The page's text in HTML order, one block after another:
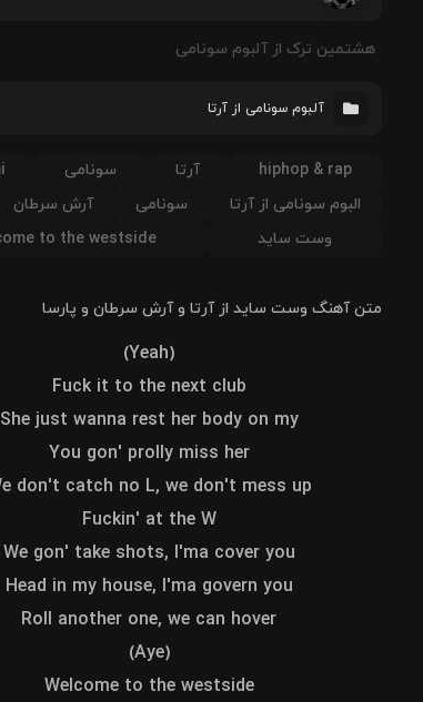
هشتمین ترک از آلبوم سونامی
آلبوم سونامی از آرتا
hiphop & rap آرتا سونامی
البوم سونامی از آرتا
سونامی آرش سرطان
وست ساید
to the westside
متن آهنگ وست ساید از آرتا و آرش سرطان و پارسا
(Yeah)
Fuck it to the next club
She just wanna rest her body on my
You gon' prolly miss her
don't catch no L, we don't mess up
Fuckin' at the W
We gon' take shots, I'ma cover you
Head in my house, I'ma govern you
Roll another one, we can hover
(Aye)
Welcome to the westside